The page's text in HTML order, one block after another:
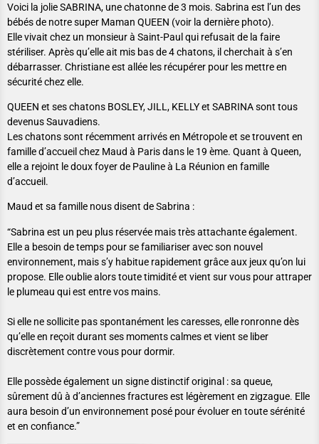
Voici la jolie SABRINA, une chatonne de 3 mois. Sabrina est l’un des
bébés de notre super Maman QUEEN (voir la dernière photo).
Elle vivait chez un monsieur à Saint-Paul qui refusait de la faire
stériliser. Après qu’elle ait mis bas de 4 chatons, il cherchait à s’en
débarrasser. Christiane est allée les récupérer pour les mettre en
sécurité chez elle.
QUEEN et ses chatons BOSLEY, JILL, KELLY et SABRINA sont tous
devenus Sauvadiens.
Les chatons sont récemment arrivés en Métropole et se trouvent en
famille d’accueil chez Maud à Paris dans le 19 ème. Quant à Queen,
elle a rejoint le doux foyer de Pauline à La Réunion en famille
d’accueil.
Maud et sa famille nous disent de Sabrina :
“Sabrina est un peu plus réservée mais très attachante également.
Elle a besoin de temps pour se familiariser avec son nouvel
environnement, mais s’y habitue rapidement grâce aux jeux qu’on lui
propose. Elle oublie alors toute timidité et vient sur vous pour attraper
le plumeau qui est entre vos mains.
Si elle ne sollicite pas spontanément les caresses, elle ronronne dès
qu’elle en reçoit durant ses moments calmes et vient se liber
discrètement contre vous pour dormir.
Elle possède également un signe distinctif original : sa queue,
sûrement dû à d’anciennes fractures est légèrement en zigzague. Elle
aura besoin d’un environnement posé pour évoluer en toute sérénité
et en confiance.”